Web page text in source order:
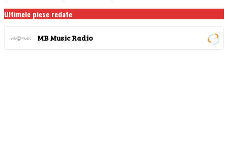
Ultimele piese redate
MB Music Radio